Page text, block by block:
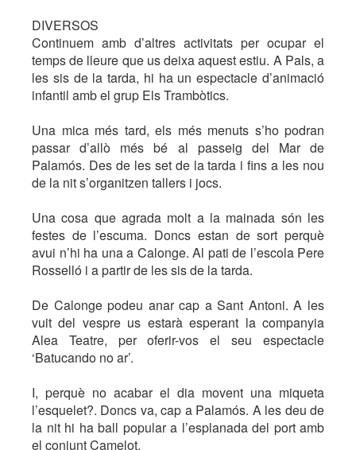
DIVERSOS
Continuem amb d’altres activitats per ocupar el
temps de lleure que us deixa aquest estiu. A Pals, a
les sis de la tarda, hi ha un espectacle d’animació
infantil amb el grup Els Trambòtics.
Una mica més tard, els més menuts s’ho podran
passar d’allò més bé al passeig del Mar de
Palamós. Des de les set de la tarda i fins a les nou
de la nit s’organitzen tallers i jocs.
Una cosa que agrada molt a la mainada són les
festes de l’escuma. Doncs estan de sort perquè
avui n’hi ha una a Calonge. Al pati de l’escola Pere
Rosselló i a partir de les sis de la tarda.
De Calonge podeu anar cap a Sant Antoni. A les
vuit del vespre us estarà esperant la companyia
Alea Teatre, per oferir-vos el seu espectacle
‘Batucando no ar’.
I, perquè no acabar el dia movent una miqueta
l’esquelet?. Doncs va, cap a Palamós. A les deu de
la nit hi ha ball popular a l’esplanada del port amb
el conjunt Camelot.